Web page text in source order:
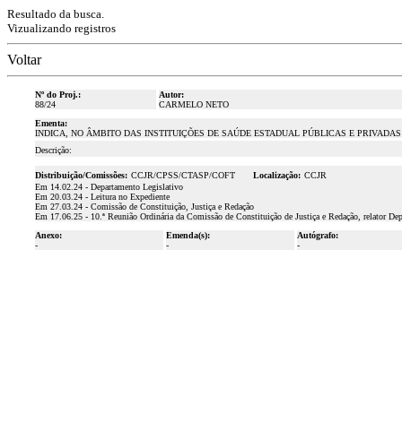
Resultado da busca.
Vizualizando registros
Voltar
Nº do Proj.:
88/24
Autor:
CARMELO NETO
Ementa:
INDICA, NO ÂMBITO DAS INSTITUIÇÕES DE SAÚDE ESTADUAL PÚBLICAS E
Descrição:
Distribuição/Comissões: CCJR/CPSS/CTASP/COFT Localização: CCJR
Em 14.02.24 - Departamento Legislativo
Em 20.03.24 - Leitura no Expediente
Em 27.03.24 - Comissão de Constituição, Justiça e Redação
Em 17.06.25 - 10.ª Reunião Ordinária da Comissão de Constituição de Justiça e Redação, relator
Anexo:
-
Emenda(s):
-
Autógrafo:
-